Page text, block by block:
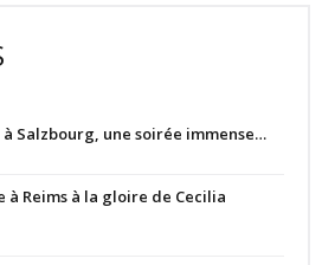
à Salzbourg, une soirée immense…
à Reims à la gloire de Cecilia